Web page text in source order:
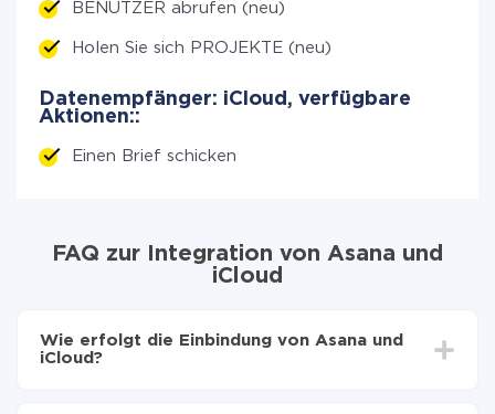
BENUTZER abrufen (neu)
Holen Sie sich PROJEKTE (neu)
Datenempfänger: iCloud, verfügbare
Aktionen::
Einen Brief schicken
FAQ zur Integration von Asana und
iCloud
Wie erfolgt die Einbindung von Asana und
iCloud?